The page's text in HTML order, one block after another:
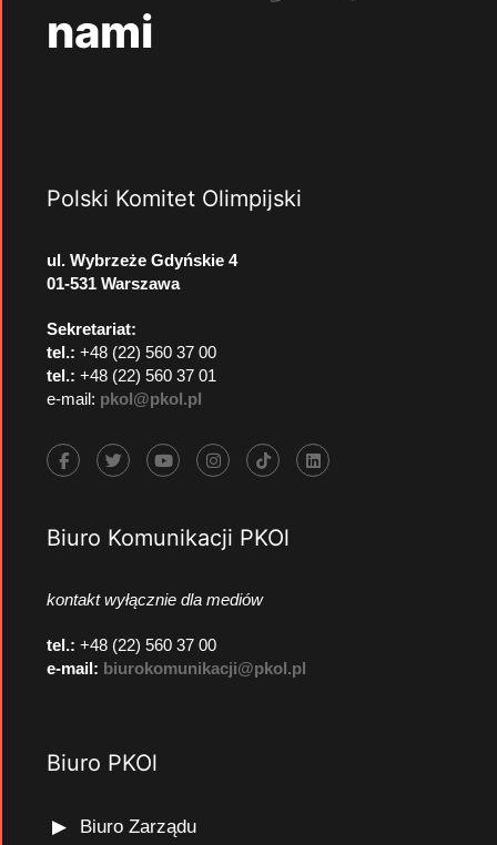
nami
Polski Komitet Olimpijski
ul. Wybrzeże Gdyńskie 4
01-531 Warszawa
Sekretariat:
tel.: +48 (22) 560 37 00
tel.: +48 (22) 560 37 01
e-mail: pkol@pkol.pl
Biuro Komunikacji PKOl
kontakt wyłącznie dla mediów
tel.: +48 (22) 560 37 00
e-mail: biurokomunikacji@pkol.pl
Biuro PKOl
Biuro Zarządu